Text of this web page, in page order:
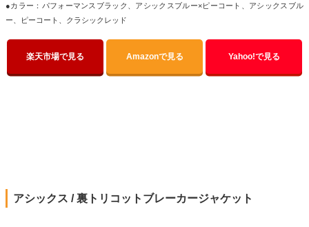
●カラー：パフォーマンスブラック、アシックスブルー×ピーコート、アシックスブル
ー、ピーコート、クラシックレッド
楽天市場で見る Amazonで見る Yahoo!で見る
アシックス / 裏トリコットブレーカージャケット